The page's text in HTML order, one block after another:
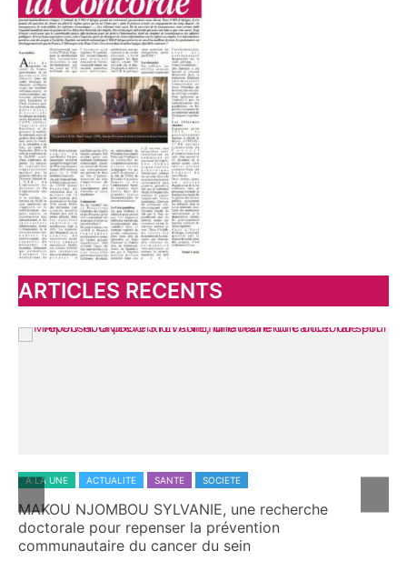
h
e
r
:
ARTICLES RECENTS
SOCIETE
une recherche
prévention
du sein
A LA UNE ECONOMIE
L’aromathérapie au
explore le potentiel caché
5 AOÛT 2026